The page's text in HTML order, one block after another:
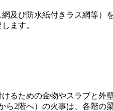
及び防水紙付きラス網等）
ます。
るための金物やスラブと外
2階へ）の火事は、各階